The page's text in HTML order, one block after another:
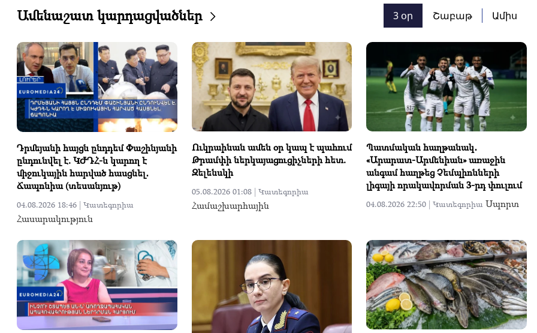
Ամենաշատ կարդացվածներ 3 օր Շաբաթ Ամիս
Դրմեյանի հայցն ընդդեմ Փաշինյանի
ընդունվել է. ԿԺԴՀ-ն կարող է
միջուկային հարված հասցնել․
Ճապոնիա (տեսանյութ)
04.08.2026 18:46 | Կատեգորիա
Հասարակություն
Ուկրաինան ամեն օր կապ է պահում
Թրամփի ներկայացուցիչների հետ.
Զելենսկի
05.08.2026 01:08 | Կատեգորիա
Համաշխարհային
Պատմական հաղթանակ․
«Արարատ-Արմենիան» առաջին
անգամ հաղթեց Չեմպիոնների
լիգայի որակավորման 3-րդ փուլում
04.08.2026 22:50 | ԿատեգորիաՍպորտ